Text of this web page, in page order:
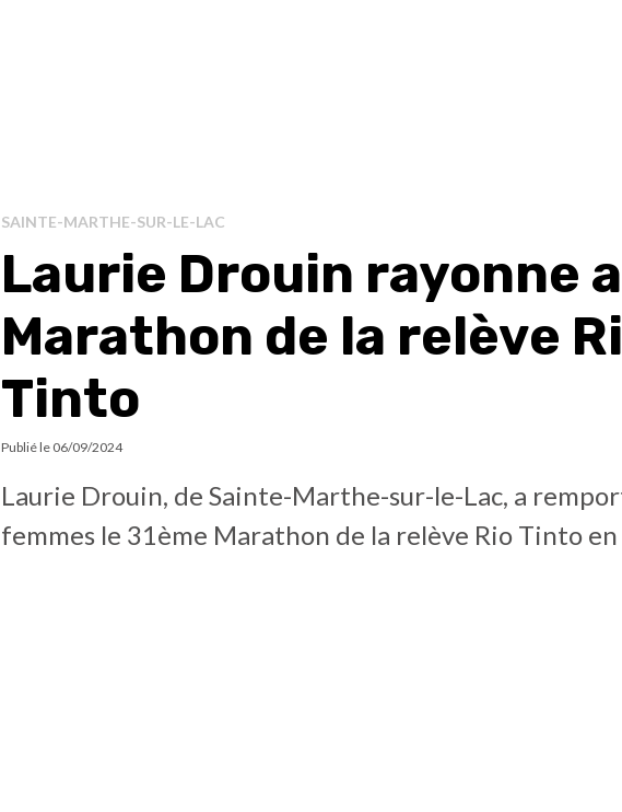
SAINTE-MARTHE-SUR-LE-LAC
Laurie Drouin rayonne
Marathon de la relève
Tinto
Publié le 06/09/2024
Laurie Drouin, de Sainte-Marthe-sur-le-Lac, a
femmes le 31ème Marathon de la relève Rio Tinto